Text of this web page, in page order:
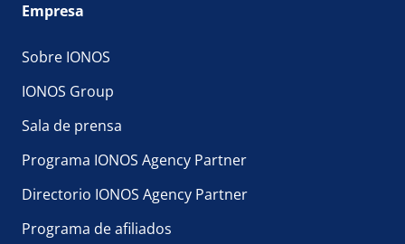
Empresa
Sobre IONOS
IONOS Group
Sala de prensa
Programa IONOS Agency Partner
Directorio IONOS Agency Partner
Programa de afiliados